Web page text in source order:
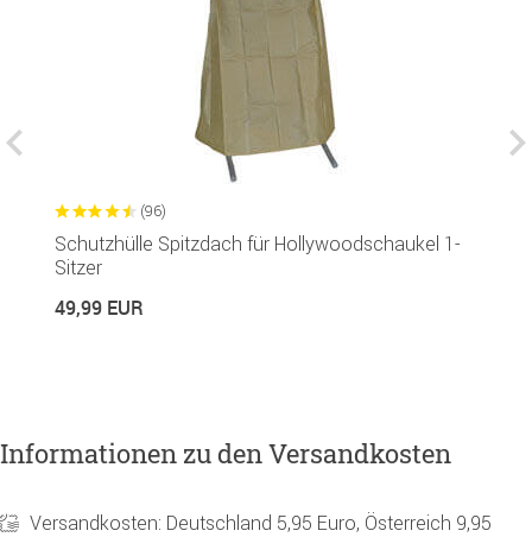
(96)
Schutzhülle Spitzdach für Hollywoodschaukel 1-
Sitzer
49,99 EUR
Informationen zu den Versandkosten
Versandkosten: Deutschland 5,95 Euro, Österreich 9,95